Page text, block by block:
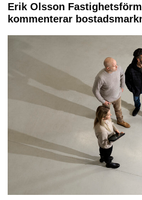
Erik Olsson
kommenterar